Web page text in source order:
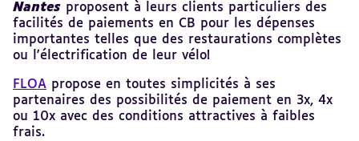
Nantes proposent à leurs clients particuliers des
facilités de paiements en CB pour les dépenses
importantes telles que des restaurations complètes
ou l'électrification de leur vélo!
FLOA propose en toutes simplicités à ses
partenaires des possibilités de paiement en 3x, 4x
ou 10x avec des conditions attractives à faibles
frais.